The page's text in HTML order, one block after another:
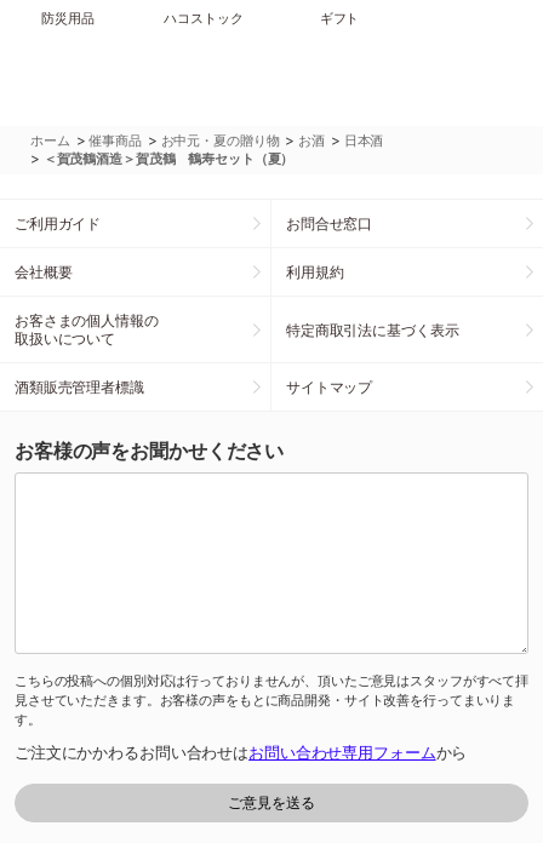
防災用品 ハコストック ギフト
ホーム >催事商品 > お中元・夏の贈り物 > お酒 > 日本酒
> ＜賀茂鶴酒造＞賀茂鶴 鶴寿セット（夏）
ご利用ガイド お問合せ窓口
会社概要 利用規約
お客さまの個人情報の
取扱いについて
特定商取引法に基づく表示
酒類販売管理者標識 サイトマップ
お客様の声をお聞かせください
こちらの投稿への個別対応は行っておりませんが、頂いたご意見はスタッフがすべて拝
見させていただきます。お客様の声をもとに商品開発・サイト改善を行ってまいりま
す。
ご注文にかかわるお問い合わせはお問い合わせ専用フォームから